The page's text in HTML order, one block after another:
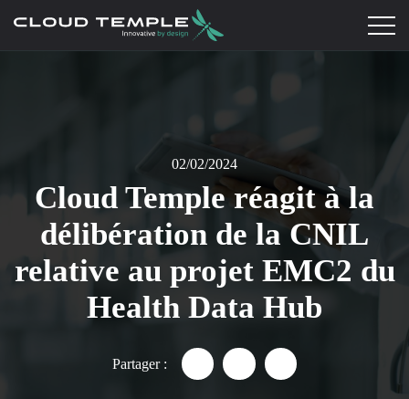
02/02/2024
Cloud Temple réagit à la
délibération de la CNIL
relative au projet EMC2 du
Health Data Hub
Partager : Partager "Cloud Temple
Partager "Cloud
Partager "Cloud